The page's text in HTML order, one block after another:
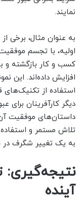
نمایند.
به عنوان مثال، برخی
اولیه، با تجسم
کسب و کار بازگشته و
افزایش داده‌اند. این
استفاده از
دیگر کارآفرینان برای
داستان‌های موفقیت
تلاش مستمر و استفاده
به یک تغییر شگرف در
نتیجه‌گیری:
آینده